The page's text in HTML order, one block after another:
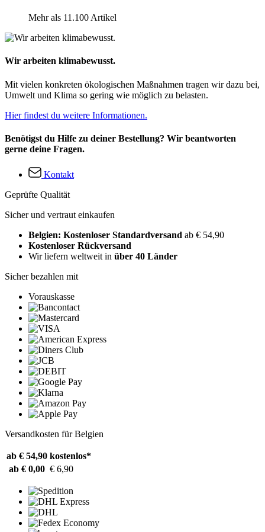
Mehr als 11.100 Artikel
Wir arbeiten klimabewusst.
Mit vielen konkreten ökologischen Maßnahmen tragen wir dazu bei,
Umwelt und Klima so gering wie möglich zu belasten.
Hier findest du weitere Informationen.
Benötigst du Hilfe zu deiner Bestellung? Wir beantworten
gerne deine Fragen.
Kontakt
Geprüfte Qualität
Sicher und vertraut einkaufen
Belgien: Kostenloser Standardversand ab € 54,90
Kostenloser Rückversand
Wir liefern weltweit in über 40 Länder
Sicher bezahlen mit
Vorauskasse
Versandkosten für Belgien
ab € 54,90 kostenlos*
ab € 0,00 € 6,90